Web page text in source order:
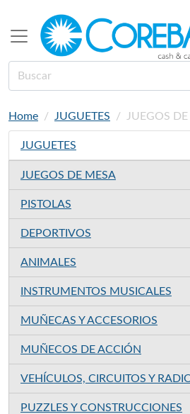
Home JUGUETES JUEGOS
JUGUETES
JUEGOS DE MESA
PISTOLAS
DEPORTIVOS
ANIMALES
INSTRUMENTOS MUSICALES
MUÑECAS Y ACCESORIOS
MUÑECOS DE ACCIÓN
VEHÍCULOS, CIRCUITOS Y
PUZZLES Y CONSTRUCCIONES